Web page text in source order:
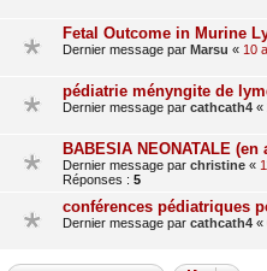
Fetal Outcome in Murine
Dernier message par Marsu « 10
pédiatrie ményngite de
Dernier message par cathcath4 «
BABESIA NEONATALE (en
Dernier message par christine «
Réponses : 5
conférences pédiatriques
Dernier message par cathcath4 «